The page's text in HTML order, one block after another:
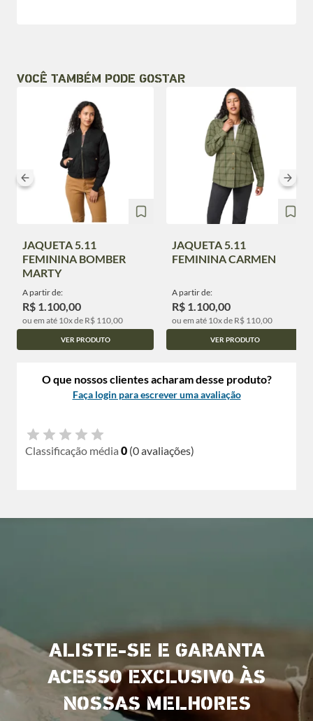
VOCÊ TAMBÉM PODE GOSTAR
JAQUETA 5.11
FEMININA BOMBER
MARTY
A partir de:
R$ 1.100,00
ou em até 10x de R$ 110,00
VER PRODUTO
JAQUETA 5.11
FEMININA CARMEN
A partir de:
R$ 1.100,00
ou em até 10x de R$ 110,00
VER PRODUTO
O que nossos clientes acharam desse produto?
Faça login para escrever uma avaliação
Classificação média 0 (0 avaliações)
ALISTE-SE E GARANTA
ACESSO EXCLUSIVO ÀS
NOSSAS MELHORES